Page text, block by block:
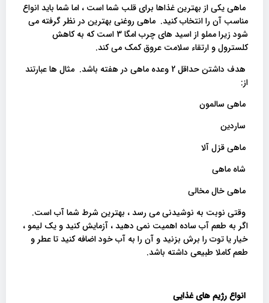
ماهی یکی از بهترین غذاها برای قلب شما است ، اما شما باید انواع
مناسب آن را انتخاب کنید. ماهی روغنی بهترین در نظر گرفته می
شود زیرا مملو از اسید های چرب امگا 3 است که به کاهش
کلسترول و ارتقاء سلامت عروق کمک می کند.
هدف داشتن حداقل 2 وعده ماهی در هفته باشد. مثال ها عبارتند
از:
ماهی سالمون
ساردین
ماهی قزل آلا
شاه ماهی
ماهی خال مخالی
وقتی نوبت به نوشیدنی می رسد ، بهترین شرط شما آب است.
اگر به طعم آب ساده اهمیت نمی دهید ، آزمایش کنید و یک لیمو ،
خیار یا توت را برش بزنید و آن را به آب خود اضافه کنید تا عطر و
طعم کاملا طبیعی داشته باشد.
انواع رژیم های غذایی